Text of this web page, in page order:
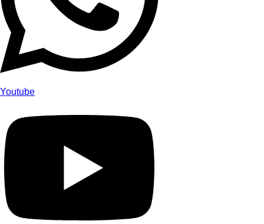
Youtube